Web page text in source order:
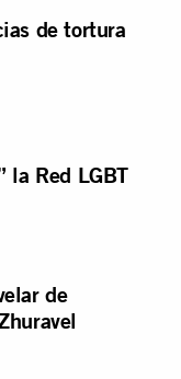
de tortura
la Red LGBT
de